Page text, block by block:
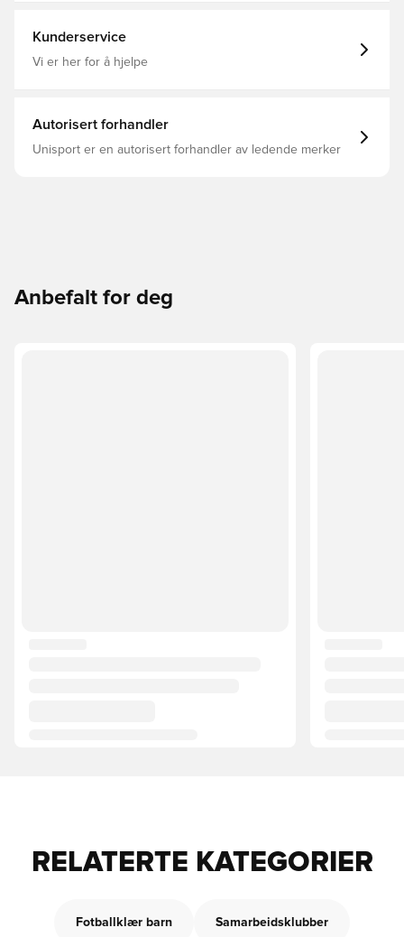
Kunderservice
Vi er her for å hjelpe
Autorisert forhandler
Unisport er en autorisert forhandler av ledende merker
Anbefalt for deg
RELATERTE KATEGORIER
Fotballklær barn Samarbeidsklubber